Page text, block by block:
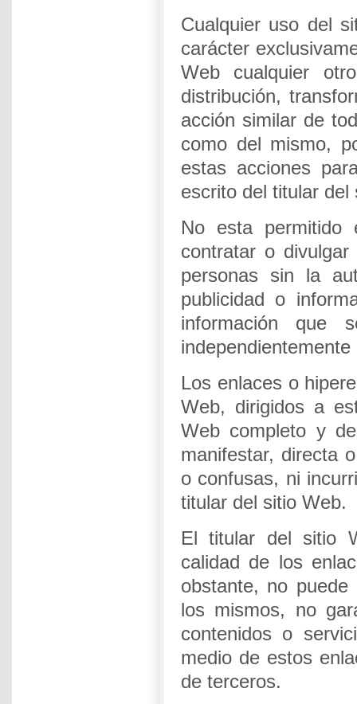
Cualquier uso del
carácter
Web cualquier
distribución,
acción similar de
como del mismo,
estas acciones
escrito del titular del
No esta permitido
contratar o
personas sin la
publicidad o
información que
Los enlaces o
Web, dirigidos a
Web completo y
manifestar, directa
o confusas, ni
titular del sitio Web.
El titular del sitio
calidad de los
obstante, no
los mismos, no
contenidos o
medio de estos
de terceros.